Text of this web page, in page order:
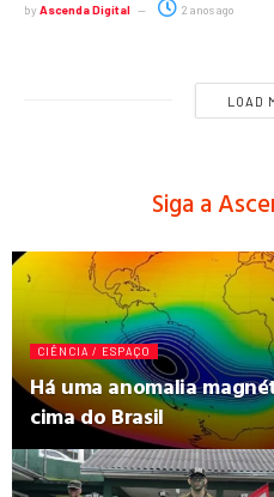
by Ascenda Digital 2 anos ago
LOAD
Siga a
CIÊNCIA / ESPAÇO
Há uma anomalia
cima do Brasil